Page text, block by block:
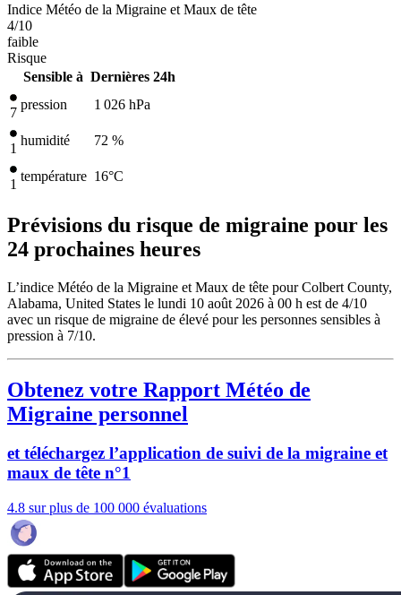
Indice Météo de la Migraine et Maux de tête
4/10
faible
Risque
Sensible à Dernières 24h
7
pression 1 026 hPa
1
humidité 72 %
1
température 16°C
Prévisions du risque de migraine pour les
24 prochaines heures
L’indice Météo de la Migraine et Maux de tête pour Colbert County,
Alabama, United States le lundi 10 août 2026 à 00 h est de 4/10
avec un risque de migraine de élevé pour les personnes sensibles à
pression à 7/10.
Obtenez votre Rapport Météo de
Migraine personnel
et téléchargez l’application de suivi de la migraine et
maux de tête n°1
4.8 sur plus de 100 000 évaluations